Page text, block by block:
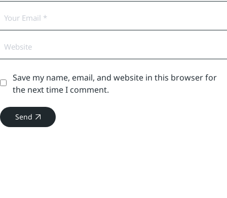
Save my name, email, and website in this browser for
the next time I comment.
Send